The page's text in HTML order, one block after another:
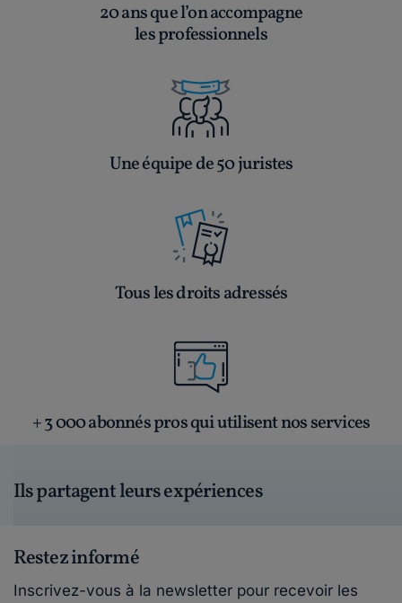
20 ans que l’on accompagne
les professionnels
Une équipe de 50 juristes
Tous les droits adressés
+ 3 000 abonnés pros qui utilisent nos services
Ils partagent leurs expériences
Restez informé
Inscrivez-vous à la newsletter pour recevoir les